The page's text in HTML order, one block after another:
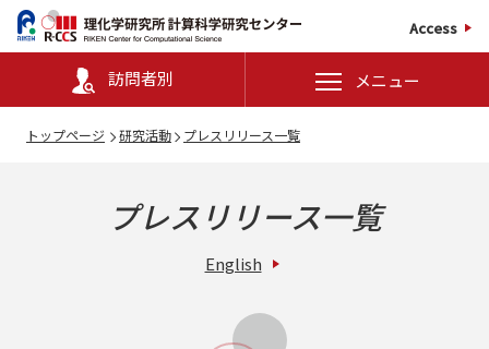
Access
訪問者別 メニュー
トップページ 研究活動 プレスリリース一覧
プレスリリース一覧
English